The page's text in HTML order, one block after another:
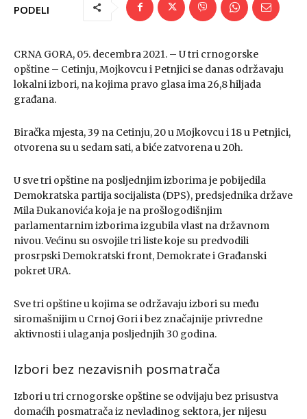
PODELI
CRNA GORA, 05. decembra 2021. – U tri crnogorske
opštine – Cetinju, Mojkovcu i Petnjici se danas održavaju
lokalni izbori, na kojima pravo glasa ima 26,8 hiljada
građana.
Biračka mjesta, 39 na Cetinju, 20 u Mojkovcu i 18 u Petnjici,
otvorena su u sedam sati, a biće zatvorena u 20h.
U sve tri opštine na posljednjim izborima je pobijedila
Demokratska partija socijalista (DPS), predsjednika države
Mila Đukanovića koja je na prošlogodišnjim
parlamentarnim izborima izgubila vlast na državnom
nivou. Većinu su osvojile tri liste koje su predvodili
prosrpski Demokratski front, Demokrate i Građanski
pokret URA.
Sve tri opštine u kojima se održavaju izbori su među
siromašnijim u Crnoj Gori i bez značajnije privredne
aktivnosti i ulaganja posljednjih 30 godina.
Izbori bez nezavisnih posmatrača
Izbori u tri crnogorske opštine se odvijaju bez prisustva
domaćih posmatrača iz nevladinog sektora, jer nijesu